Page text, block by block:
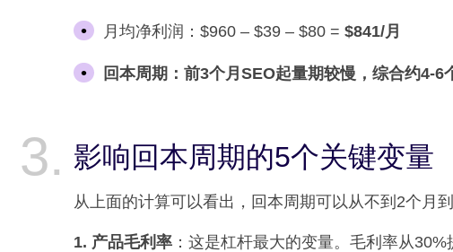
月均净利润：$960 – $39 – $80 = $841/月
回本周期：前3个月SEO起量期较慢，综合约4-6
影响回本周期的5个关键变量
从上面的计算可以看出，回本周期可以从不到2个月
1. 产品毛利率 ：这是杠杆最大的变量。毛利率从